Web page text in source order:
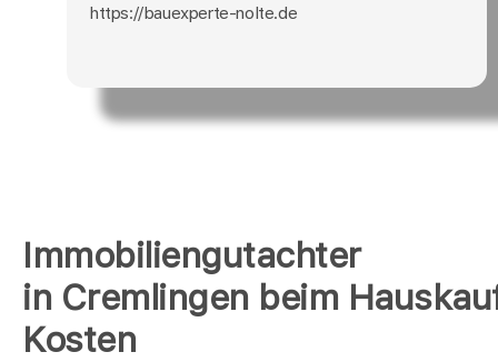
Immobiliengutachter
in Cremlingen beim
Kosten
https://bauexperte-nolte.de